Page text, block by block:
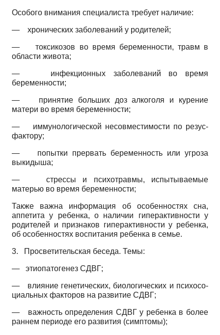
Особого внимания специалиста требует наличие:
— хронических заболеваний у родителей;
—токсикозов во время беременности, травм в
области живота;
— инфекционных заболеваний во время
беременности;
— принятие больших доз алкоголя и курение
матери во время беременности;
— иммунологической несовместимости по резус-
фактору;
— попытки прервать беременность или угроза
выкидыша;
— стрессы и психотравмы, испытываемые
матерью во время беременности;
Также важна информация об особенностях сна,
аппетита у ребенка, о наличии гиперактивности у
родителей и признаков гиперактивности у ребенка,
об особенностях воспитания ребенка в семье.
3. Просветительская беседа. Темы:
— этиопатогенез СДВГ;
— влияние генетических, биологических и психосо­
циальных факторов на развитие СДВГ;
— важность определения СДВГ у ребенка в более
раннем периоде его развития (симптомы);